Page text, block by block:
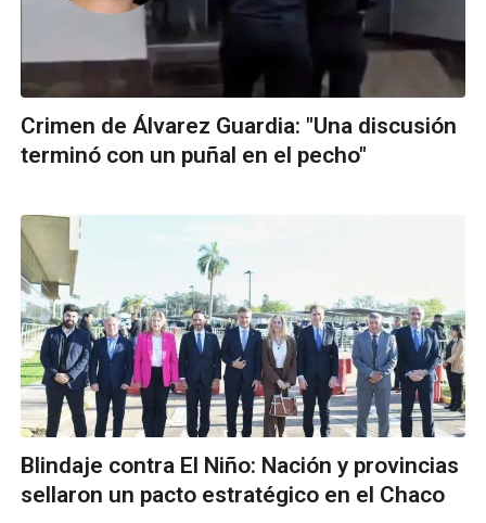
Crimen de Álvarez Guardia: "Una discusión
terminó con un puñal en el pecho"
Blindaje contra El Niño: Nación y provincias
sellaron un pacto estratégico en el Chaco